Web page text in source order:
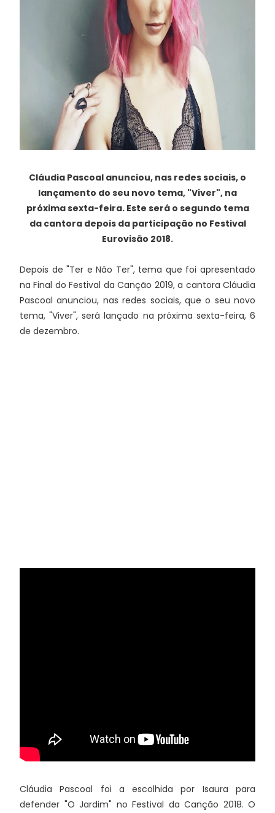
Cláudia Pascoal anunciou, nas redes sociais, o
lançamento do seu novo tema, "Viver", na
próxima sexta-feira. Este será o segundo tema
da cantora depois da participação no Festival
Eurovisão 2018.
Depois de "Ter e Não Ter", tema que foi apresentado
na Final do Festival da Canção 2019, a cantora Cláudia
Pascoal anunciou, nas redes sociais, que o seu novo
tema, "Viver", será lançado na próxima sexta-feira, 6
de dezembro.
Cláudia Pascoal foi a escolhida por Isaura para
defender "O Jardim" no Festival da Canção 2018. O